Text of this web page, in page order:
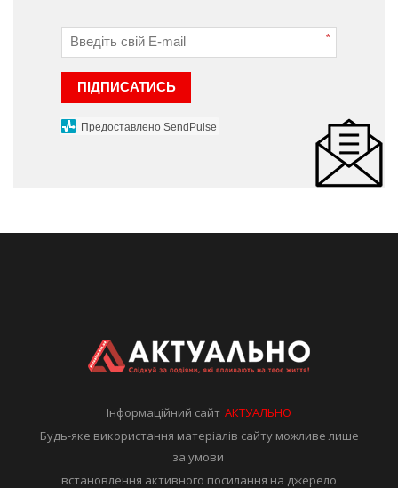
*
ПІДПИСАТИСЬ
Предоставлено SendPulse
Інформаційний сайтАКТУАЛЬНО
Будь-яке використання матеріалів сайту можливе лише
за умови
встановлення активного посилання на джерело